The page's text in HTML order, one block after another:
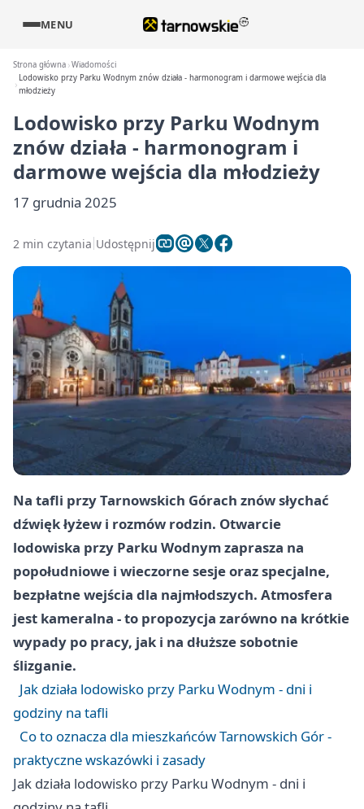
MENU
Strona główna Wiadomości
Lodowisko przy Parku Wodnym znów działa - harmonogram i darmowe wejścia dla
młodzieży
Lodowisko przy Parku Wodnym
znów działa - harmonogram i
darmowe wejścia dla młodzieży
17 grudnia 2025
2 min czytania Udostępnij
Na tafli przyTarnowskich Górach znów słychać
dźwięk łyżew i rozmów rodzin. Otwarcie
lodowiska przy Parku Wodnymzaprasza na
popołudniowe i wieczorne sesje oraz specjalne,
bezpłatne wejścia dla najmłodszych. Atmosfera
jest kameralna - to propozycja zarówno na krótkie
wypady po pracy, jak i na dłuższe sobotnie
ślizganie.
Jak działa lodowisko przy Parku Wodnym - dni i
godziny na tafli
Co to oznacza dla mieszkańców Tarnowskich Gór -
praktyczne wskazówki i zasady
Jak działa lodowisko przy Parku Wodnym - dni i